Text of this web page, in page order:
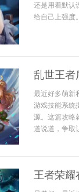
还是用着默认
给自己上强度
乱世王者
最近好多萌新
游戏技能系统
源。这篇攻略
道说道，争取
王者荣耀